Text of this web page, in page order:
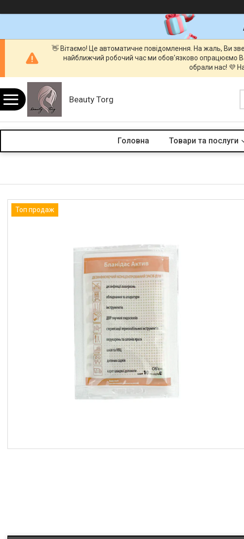
👋 Вітаємо! Це автоматичне повідомлення. На жаль, Ви
найближчий робочий час ми обов'язково опрацюємо
обрали нас! 💜
Beauty Torg
Головна Товари та послуги
Топ продаж